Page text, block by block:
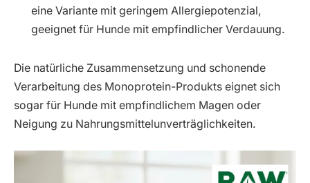
eine Variante mit geringem Allergiepotenzial,
geeignet für Hunde mit empfindlicher Verdauung.
Die natürliche Zusammensetzung und schonende
Verarbeitung des Monoprotein-Produkts eignet sich
sogar für Hunde mit empfindlichem Magen oder
Neigung zu Nahrungsmittelunverträglichkeiten.